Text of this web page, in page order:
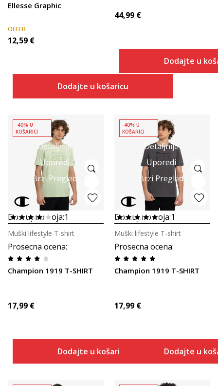
Ellesse Graphic
OFFER
12,59 €
Dodajte u košaricu
44,99 €
Dodajte u
Detaljnije
Uporedi
Brzi Pregled
-40% U
KOŠARICI
Dostupno boja:1
Prosecna ocena:
Champion 1919 T-SHIRT
Muški lifestyle T-shirt
17,99 €
Dodajte u košaricu
Detaljnije
Uporedi
Brzi Pregled
-40% U
KOŠARICI
Dostupno boja:1
Prosecna ocena:
Champion 1919 T-SHIRT
Muški lifestyle T-shirt
17,99 €
Dodajte u